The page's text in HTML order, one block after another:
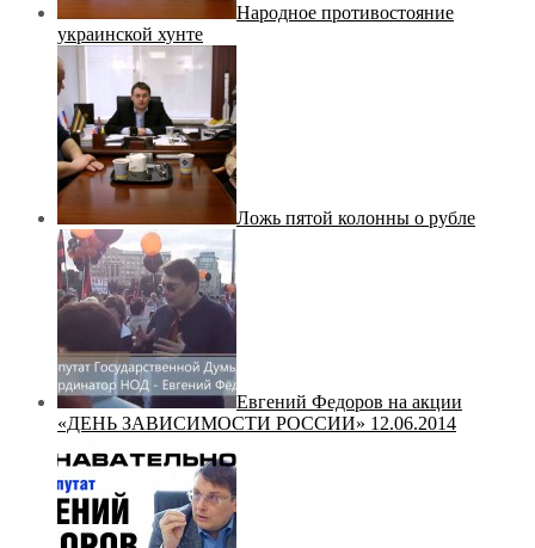
Народное противостояние
украинской хунте
Ложь пятой колонны о рубле
Евгений Федоров на акции
«ДЕНЬ ЗАВИСИМОСТИ РОССИИ» 12.06.2014